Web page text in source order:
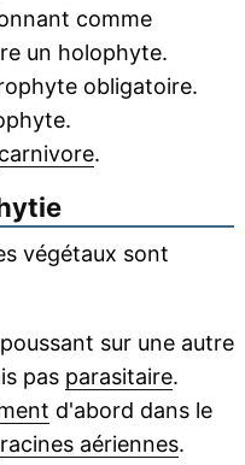
comme
un holophyte.
obligatoire.
carnivore.
végétaux sont
sur une autre
pas parasitaire.
d'abord dans le
racines aériennes.